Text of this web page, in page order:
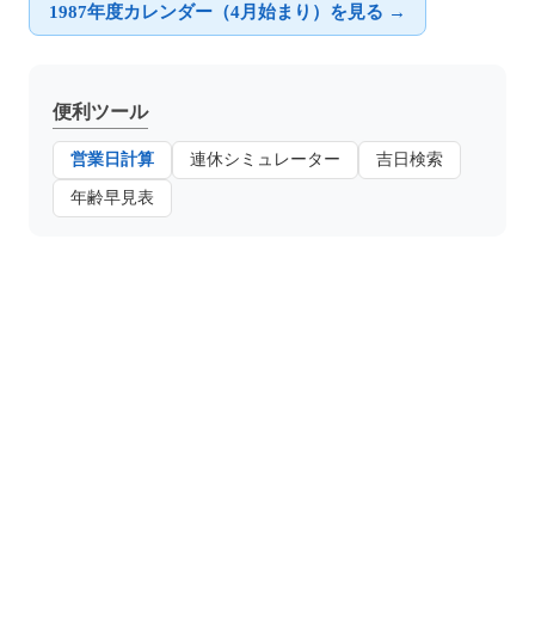
1987年度カレンダー（4月始まり）を見る →
便利ツール
営業日計算 連休シミュレーター 吉日検索
年齢早見表